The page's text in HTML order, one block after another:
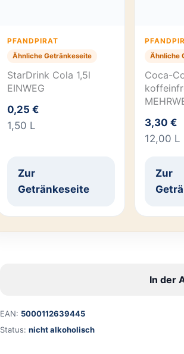
PFANDPIRAT
Ähnliche Getränkeseite
StarDrink Cola 1,5l
EINWEG
0,25 €
1,50 L
Zur
Getränkeseite
Ähnliche
Coca-
3,30 €
12,00 L
Zur
In der
EAN: 5000112639445
Status: nicht alkoholisch